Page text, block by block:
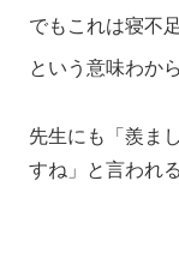
でもこれは寝不
という意味わか
先生にも「羨ま
すね」と言われ